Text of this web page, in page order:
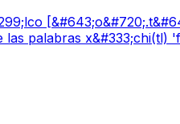
palabras x&#333;chi(tl)